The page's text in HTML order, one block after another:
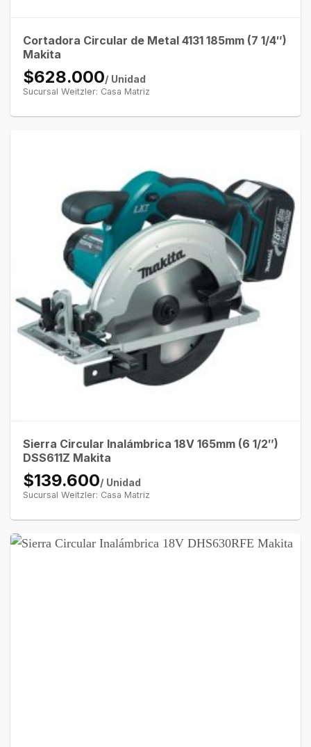
Cortadora Circular de Metal 4131 185mm (7 1/4″)
Makita
$628.000/ Unidad
Sucursal Weitzler: Casa Matriz
Sierra Circular Inalámbrica 18V 165mm (6 1/2″)
DSS611Z Makita
$139.600/ Unidad
Sucursal Weitzler: Casa Matriz